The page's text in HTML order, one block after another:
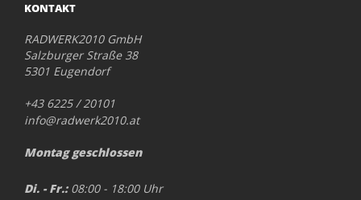
KONTAKT
RADWERK2010 GmbH
Salzburger Straße 38
5301 Eugendorf
+43 6225 / 20101
info@radwerk2010.at
Montag geschlossen
Di. - Fr.:08:00 - 18:00 Uhr